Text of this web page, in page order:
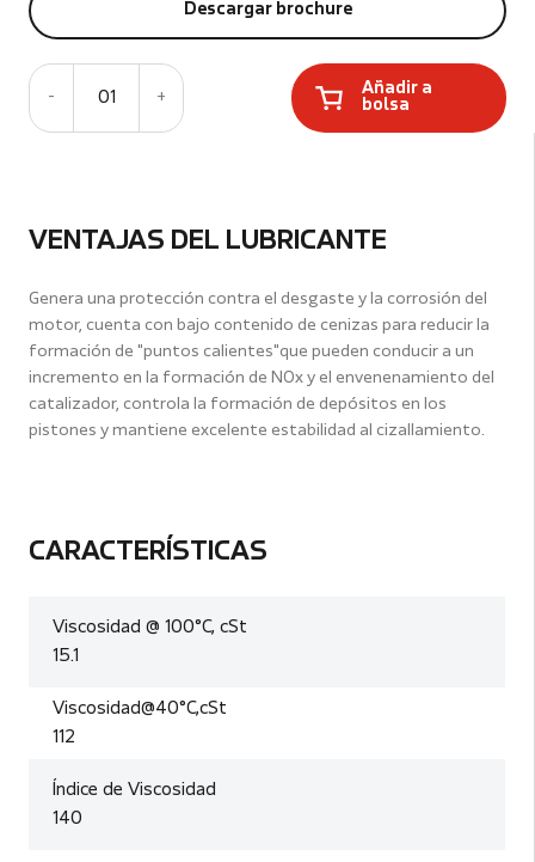
VENTAJAS DEL LUBRICANTE
Genera una protección contra el desgaste y la corrosión del
motor, cuenta con bajo contenido de cenizas para reducir la
formación de "puntos calientes"que pueden conducir a un
incremento en la formación de NOx y el envenenamiento del
catalizador, controla la formación de depósitos en los
pistones y mantiene excelente estabilidad al cizallamiento.
CARACTERÍSTICAS
Viscosidad @ 100°C, cSt
15.1
Viscosidad@40°C,cSt
112
Índice de Viscosidad
140
Descargar brochure
- 01 +
Añadir a
bolsa